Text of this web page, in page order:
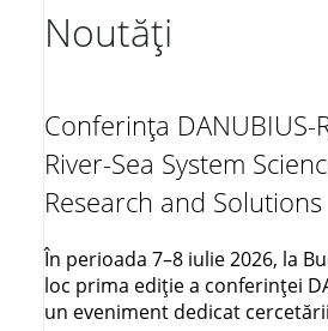
Noutăți
Conferința DANUBIUS-
River-Sea System
Research and Solutions
În perioada 7–8 iulie 2026, la
loc prima ediție a conferinței
un eveniment dedicat